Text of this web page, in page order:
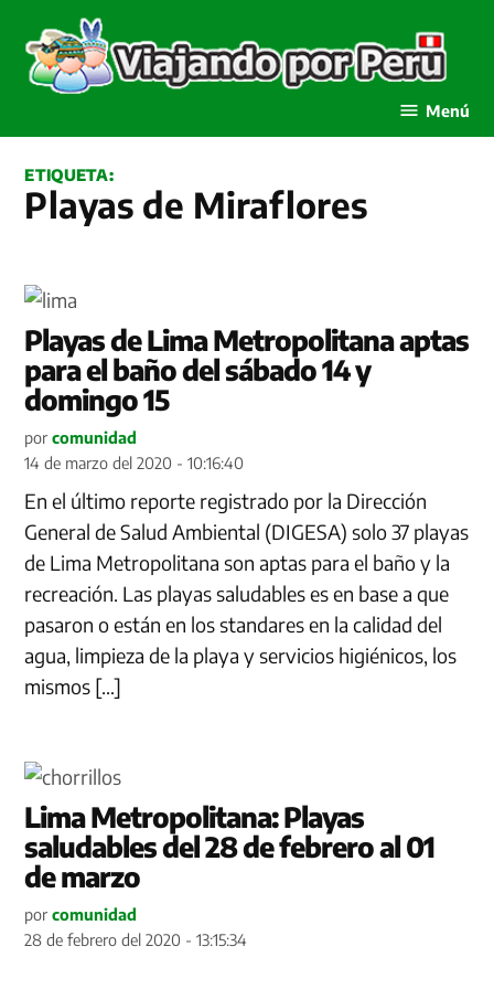
contenido
Menú
ETIQUETA:
Playas de Miraflores
Playas de Lima Metropolitana aptas
para el baño del sábado 14 y
domingo 15
por comunidad
14 de marzo del 2020 - 10:16:40
En el último reporte registrado por la Dirección
General de Salud Ambiental (DIGESA) solo 37 playas
de Lima Metropolitana son aptas para el baño y la
recreación. Las playas saludables es en base a que
pasaron o están en los standares en la calidad del
agua, limpieza de la playa y servicios higiénicos, los
mismos […]
Lima Metropolitana: Playas
saludables del 28 de febrero al 01
de marzo
por comunidad
28 de febrero del 2020 - 13:15:34